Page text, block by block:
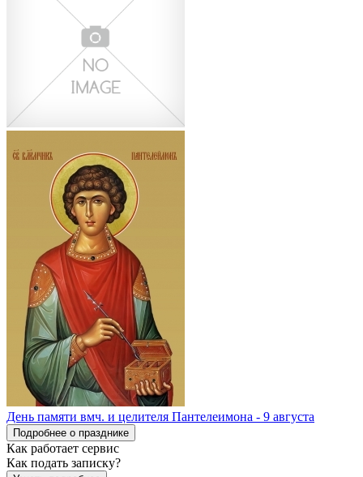
День памяти вмч. и целителя Пантелеимона - 9 августа
Подробнее о празднике
Как работает сервис
Как подать записку?